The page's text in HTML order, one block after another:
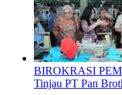
BIROKRASI
Tinjau PT Pan